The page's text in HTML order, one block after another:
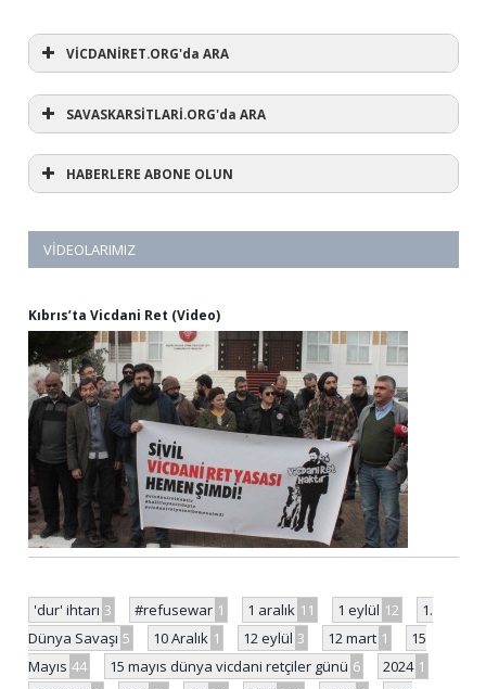
VİCDANİRET.ORG'da ARA
SAVASKARSİTLARİ.ORG'da ARA
HABERLERE ABONE OLUN
VIDEOLARIMIZ
Kıbrıs’ta Vicdani Ret (Video)
'dur' ihtarı 3 #refusewar 1 1 aralık 11 1 eylül 12
1.
Dünya Savaşı 5 10 Aralık 1 12 eylül 3 12 mart 1
15
Mayıs 44 15 mayıs dünya vicdani retçiler günü 6 2024 1